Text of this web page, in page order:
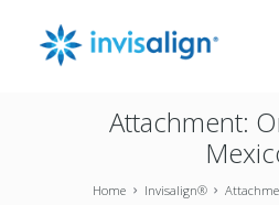
Attachment:
Home Invisalign®